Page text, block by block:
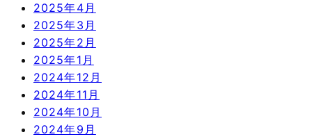
2025年4月
2025年3月
2025年2月
2025年1月
2024年12月
2024年11月
2024年10月
2024年9月